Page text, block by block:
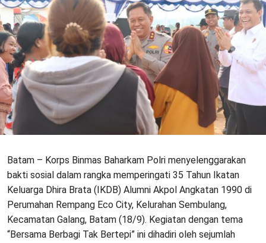
Batam – Korps Binmas Baharkam Polri menyelenggarakan
bakti sosial dalam rangka memperingati 35 Tahun Ikatan
Keluarga Dhira Brata (IKDB) Alumni Akpol Angkatan 1990 di
Perumahan Rempang Eco City, Kelurahan Sembulang,
Kecamatan Galang, Batam (18/9). Kegiatan dengan tema
“Bersama Berbagi Tak Bertepi” ini dihadiri oleh sejumlah